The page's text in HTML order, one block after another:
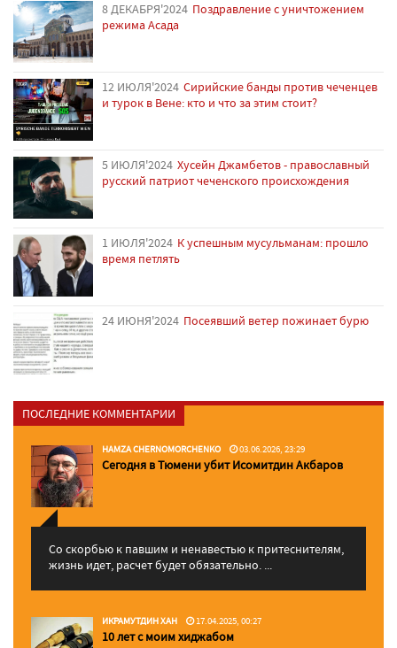
8 ДЕКАБРЯ'2024 Поздравление с уничтожением
режима Асада
12 ИЮЛЯ'2024 Сирийские банды против чеченцев
и турок в Вене: кто и что за этим стоит?
5 ИЮЛЯ'2024 Хусейн Джамбетов - православный
русский патриот чеченского происхождения
1 ИЮЛЯ'2024 К успешным мусульманам: прошло
время петлять
24 ИЮНЯ'2024 Посеявший ветер пожинает бурю
ПОСЛЕДНИЕ КОММЕНТАРИИ
HAMZA CHERNOMORCHENKO 03.06.2026, 23:29
Сегодня в Тюмени убит Исомитдин Акбаров
Со скорбью к павшим и ненавестью к притеснителям,
жизнь идет, расчет будет обязательно. ...
ИКРАМУТДИН ХАН 17.04.2025, 00:27
10 лет с моим хиджабом